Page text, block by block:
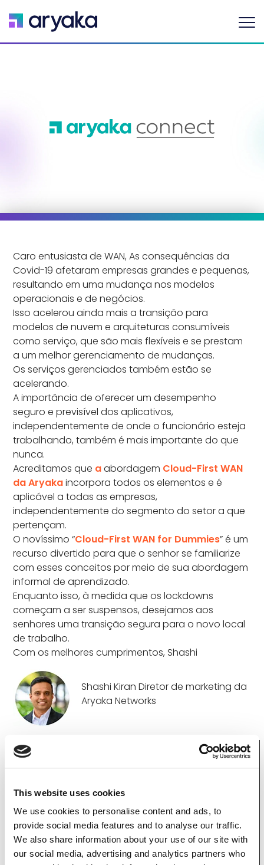
This website uses cookies
We use cookies to personalise content and ads, to
provide social media features and to analyse our traffic.
We also share information about your use of our site with
our social media, advertising and analytics partners who
Caro entusiasta de WAN, As consequências da
Covid-19 afetaram empresas grandes e pequenas,
resultando em uma mudança nos modelos
operacionais e de negócios.
Isso acelerou ainda mais a transição para
modelos de nuvem e arquiteturas consumíveis
como serviço, que são mais flexíveis e se prestam
a um melhor gerenciamento de mudanças.
Os serviços gerenciados também estão se
acelerando.
A importância de oferecer um desempenho
seguro e previsível dos aplicativos,
independentemente de onde o funcionário esteja
trabalhando, também é mais importante do que
nunca.
Acreditamos que aabordagem Cloud-First WAN
da Aryakaincorpora todos os elementos e é
aplicável a todas as empresas,
independentemente do segmento do setor a que
pertençam.
O novíssimo “Cloud-First WAN for Dummies” é um
recurso divertido para que o senhor se familiarize
com esses conceitos por meio de sua abordagem
informal de aprendizado.
Enquanto isso, à medida que os lockdowns
começam a ser suspensos, desejamos aos
senhores uma transição segura para o novo local
de trabalho.
Com os melhores cumprimentos, Shashi
Shashi Kiran Diretor de marketing da
Aryaka Networks
O livro Cloud-First WAN for Dummies já está
disponível
Este livro exclusivo de cinco capítulos
nova tecnologia WAN cloud-first, explicando o
mundo atual.Download do livro eletrônico >
Proteja a empresa digital e economize dinheiro
Webinar do dia 11 de junhoO analista sênior do